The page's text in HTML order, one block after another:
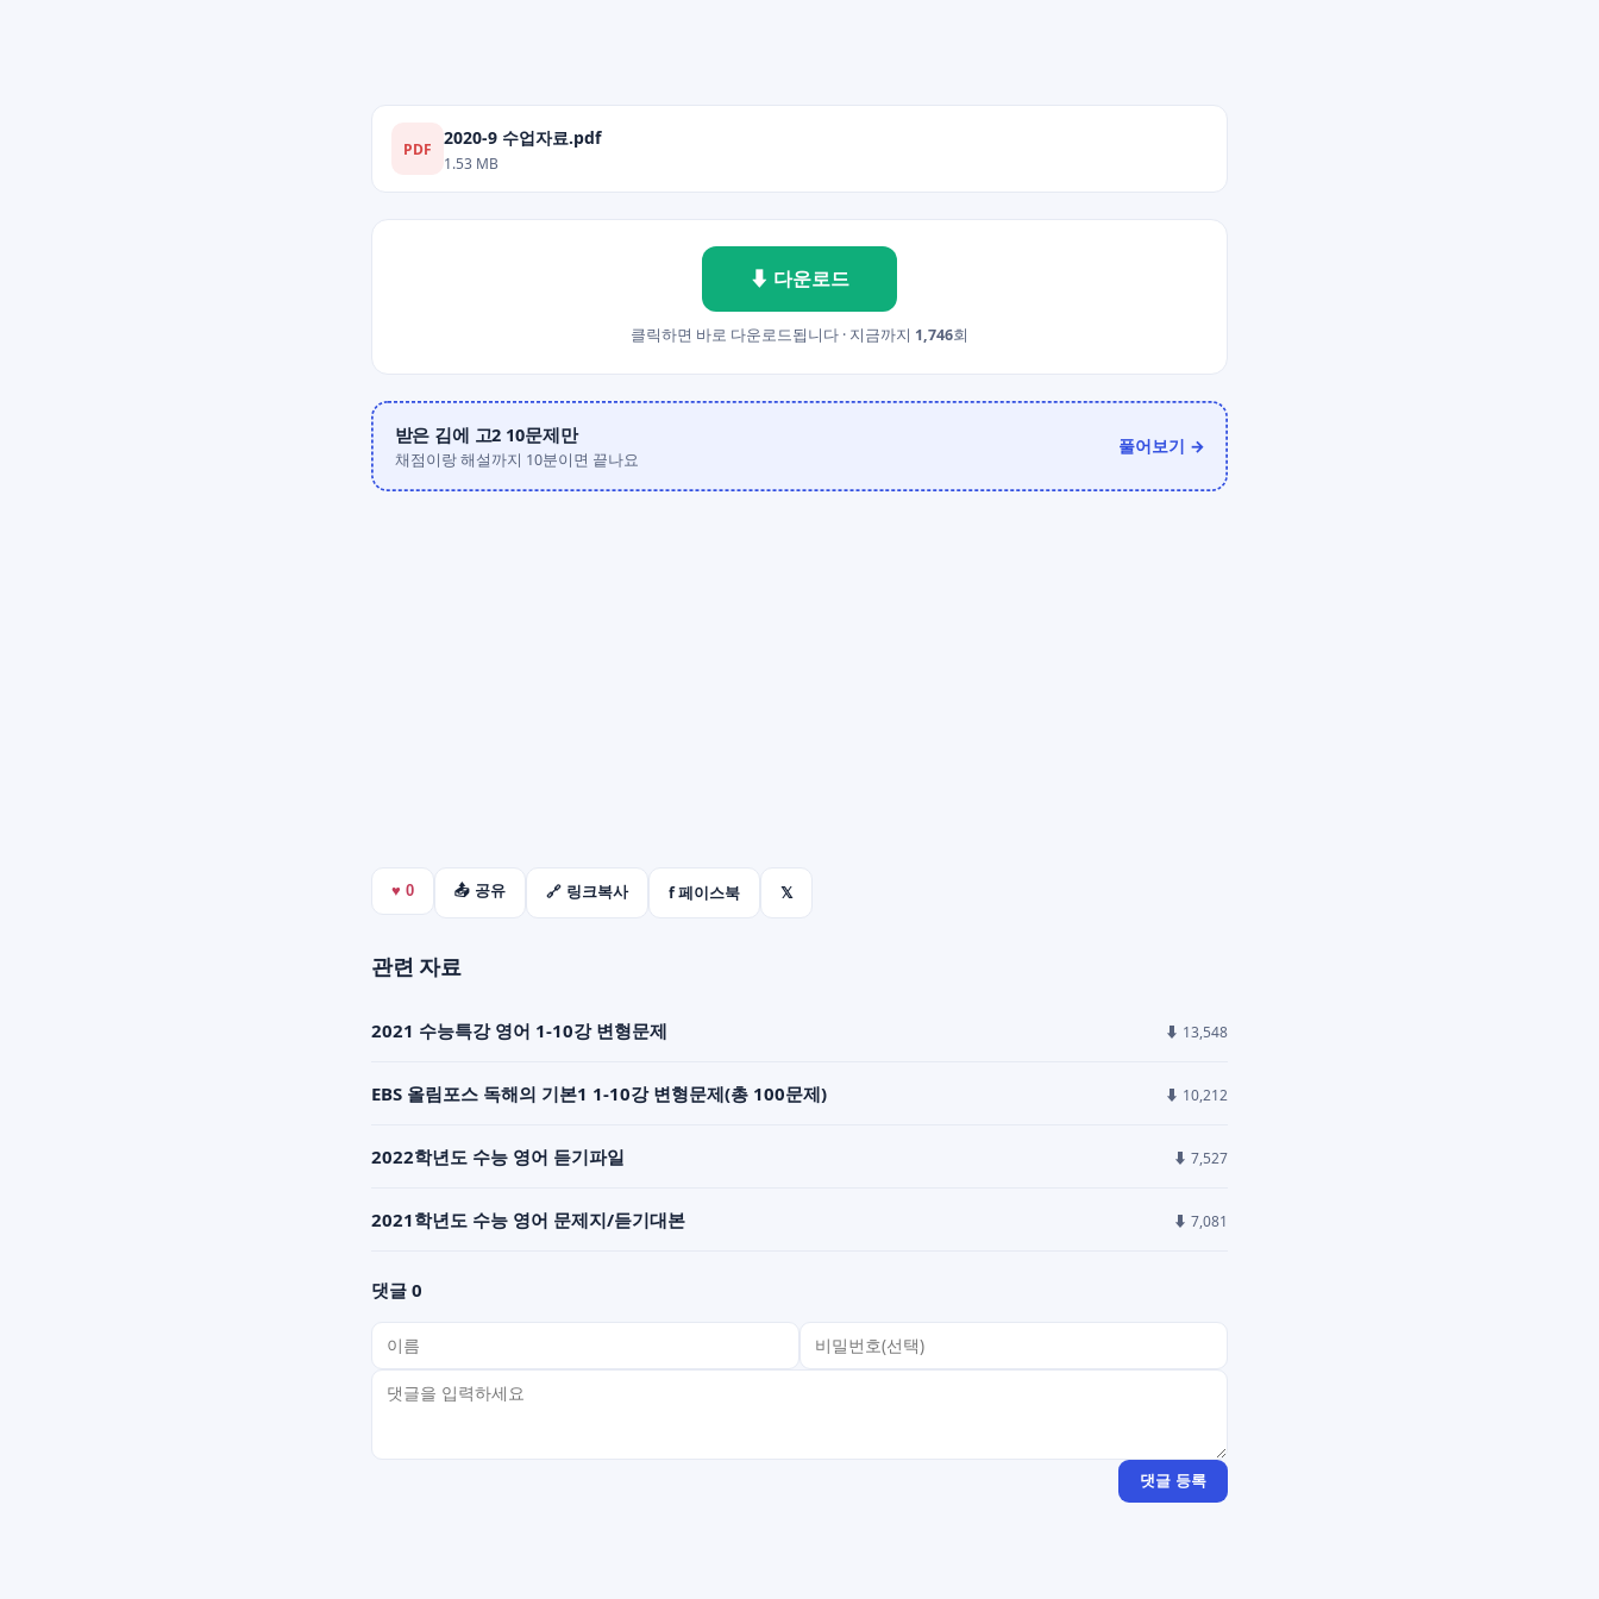
PDF 2020-9 수업자료.pdf
1.53 MB
⬇ 다운로드
클릭하면 바로 다운로드됩니다 · 지금까지 1,746회
받은 김에 고2 10문제만
채점이랑 해설까지 10분이면 끝나요
풀어보기 →
♥ 0 📤 공유 🔗 링크복사 f 페이스북 𝕏
관련 자료
2021 수능특강 영어 1-10강 변형문제 ⬇ 13,548
EBS 올림포스 독해의 기본1 1-10강 변형문제(총 100문제) ⬇ 10,212
2022학년도 수능 영어 듣기파일 ⬇ 7,527
2021학년도 수능 영어 문제지/듣기대본 ⬇ 7,081
댓글 0
이름
비밀번호(선택)
댓글 내용
댓글 등록